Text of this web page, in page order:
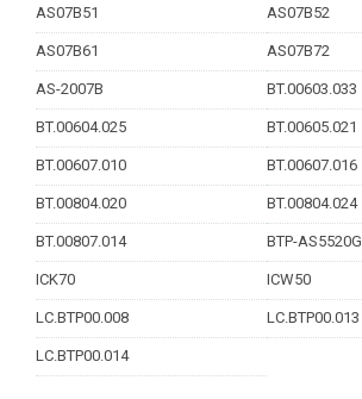
AS07B51 AS07B52
AS07B61 AS07B72
AS-2007B BT.00603.033
BT.00604.025 BT.00605.021
BT.00607.010 BT.00607.016
BT.00804.020 BT.00804.024
BT.00807.014 BTP-AS5520G
ICK70 ICW50
LC.BTP00.008 LC.BTP00.013
LC.BTP00.014